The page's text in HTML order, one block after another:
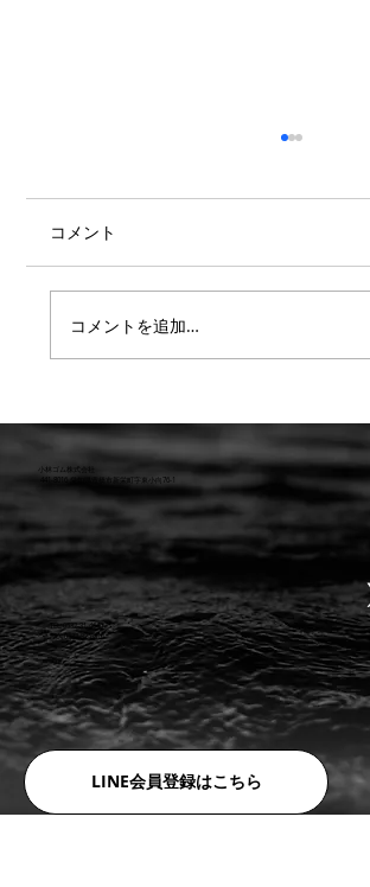
らせ
コメント
コメントを追加…
LINE会員登録はこちら
小林ゴム株式会社
441-8016 愛知県豊橋市新栄町字東小向76-1
TEL:0532-31-4646
FAX:0532-32-6810